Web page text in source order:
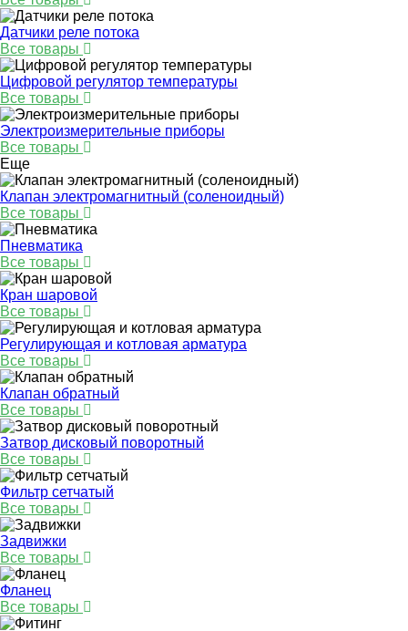
Датчики реле потока
Все товары
Цифровой регулятор температуры
Все товары
Электроизмерительные приборы
Все товары
Еще
Клапан электромагнитный (соленоидный)
Все товары
Пневматика
Все товары
Кран шаровой
Все товары
Регулирующая и котловая арматура
Все товары
Клапан обратный
Все товары
Затвор дисковый поворотный
Все товары
Фильтр сетчатый
Все товары
Задвижки
Все товары
Фланец
Все товары